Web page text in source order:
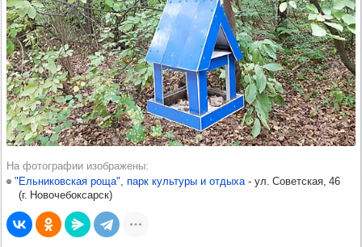
На фотографии изображены
"Ельниковская роща", парк культуры и отдыха -​ ул. Советская, 46
(г. Новочебоксарск)